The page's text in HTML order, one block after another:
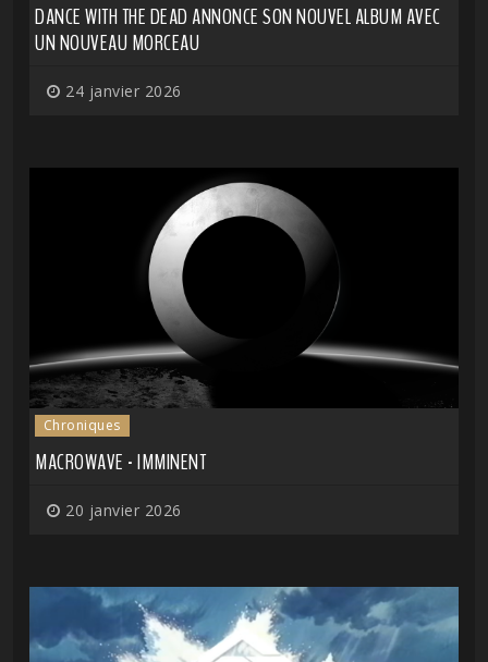
DANCE WITH THE DEAD ANNONCE SON NOUVEL ALBUM AVEC
UN NOUVEAU MORCEAU
24 janvier 2026
Chroniques
MACROWAVE - IMMINENT
20 janvier 2026